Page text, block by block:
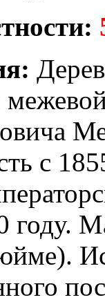
с
году.